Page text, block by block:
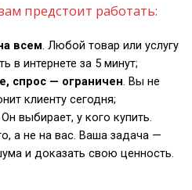
предстоит работать:
всем. Любой товар или услугу
в интернете за 5 минут;
спрос — ограничен. Вы не
клиенту сегодня;
Он выбирает, у кого купить.
а не на вас. Ваша задача —
и доказать свою ценность.